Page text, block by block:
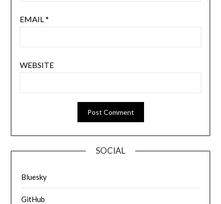
EMAIL*
WEBSITE
SOCIAL
Bluesky
GitHub